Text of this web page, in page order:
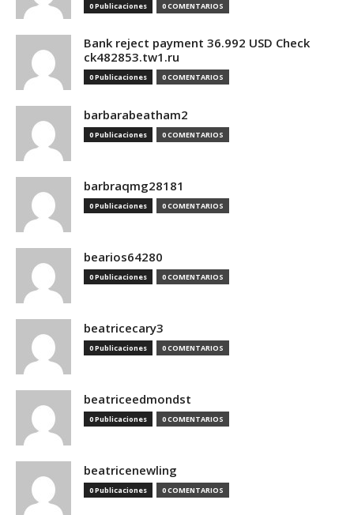
0 Publicaciones 0 COMENTARIOS
Bank reject payment 36.992 USD Check
ck482853.tw1.ru
0 Publicaciones 0 COMENTARIOS
barbarabeatham2
0 Publicaciones 0 COMENTARIOS
barbraqmg28181
0 Publicaciones 0 COMENTARIOS
bearios64280
0 Publicaciones 0 COMENTARIOS
beatricecary3
0 Publicaciones 0 COMENTARIOS
beatriceedmondst
0 Publicaciones 0 COMENTARIOS
beatricenewling
0 Publicaciones 0 COMENTARIOS